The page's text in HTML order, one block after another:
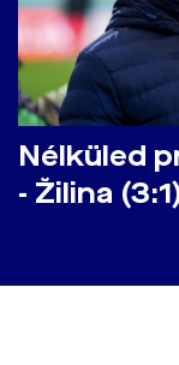
Nélküled
- Žilina